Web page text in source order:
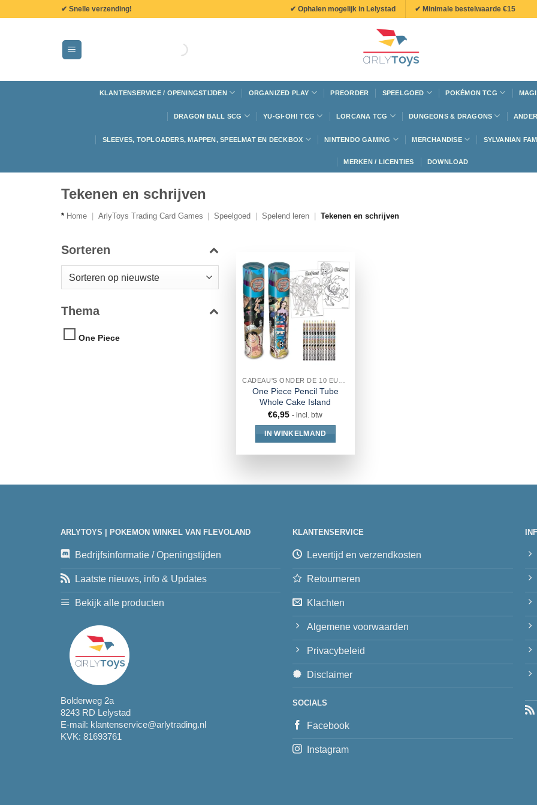
✔ Snelle verzending! ✔ Ophalen mogelijk in Lelystad ✔ Minimale bestelwaarde €15
KLANTENSERVICE / OPENINGSTIJDEN ORGANIZED PLAY PREORDER SPEELGOED POKÉMON TCG
DRAGON BALL SCG YU-GI-OH! TCG LORCANA TCG DUNGEONS & DRAGONS
SLEEVES, TOPLOADERS, MAPPEN, SPEELMAT EN DECKBOX NINTENDO GAMING MERCHANDISE SYLVANIAN
MERKEN / LICENTIES DOWNLOAD
Tekenen en schrijven
* Home ArlyToys Trading Card Games Speelgoed Spelend leren Tekenen en schrijven
Sorteren
Thema
One Piece
CADEAU'S ONDER DE 10 EURO
One Piece Pencil Tube
Whole Cake Island
€6,95 - incl. btw
IN WINKELMAND
ARLYTOYS | POKEMON WINKEL VAN FLEVOLAND
Bedrijfsinformatie / Openingstijden
Laatste nieuws, info & Updates
Bekijk alle producten
Bolderweg 2a
8243 RD Lelystad
E-mail: klantenservice@arlytrading.nl
KVK: 81693761
KLANTENSERVICE
Levertijd en verzendkosten
Retourneren
Klachten
Algemene voorwaarden
Privacybeleid
Disclaimer
SOCIALS
Facebook
Instagram